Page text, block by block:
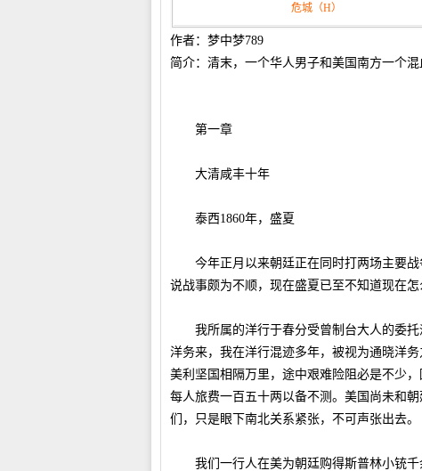
危城（H）
作者：梦中梦789
简介：清末，一个华人男子和美国南方一个
第一章
大清咸丰十年
泰西1860年，盛夏
今年正月以来朝廷正在同时打两场主要战
说战事颇为不顺，现在盛夏已至不知道现在怎
我所属的洋行于春分受曾制台大人的委托
洋务来，我在洋行混迹多年，被视为通晓洋
美利坚国相隔万里，途中艰难险阻必是不少
每人旅费一百五十两以备不测。美国尚未和
们，只是眼下南北关系紧张，不可声张出去。
我们一行人在美为朝廷购得斯普林小铳千